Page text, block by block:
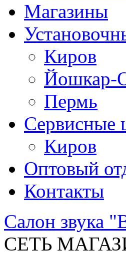
Магазины
Киров
Йошкар-
Пермь
Сервисные
Киров
Оптовый
Контакты
Салон звука
СЕТЬ